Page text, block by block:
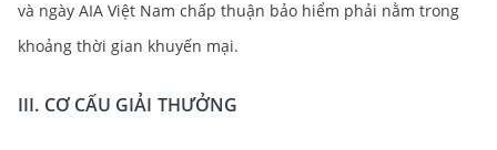
và ngày AIA Việt Nam chấp thuận bảo hiểm phải nằm trong
khoảng thời gian khuyến mại.
III. CƠ CẤU GIẢI THƯỞNG